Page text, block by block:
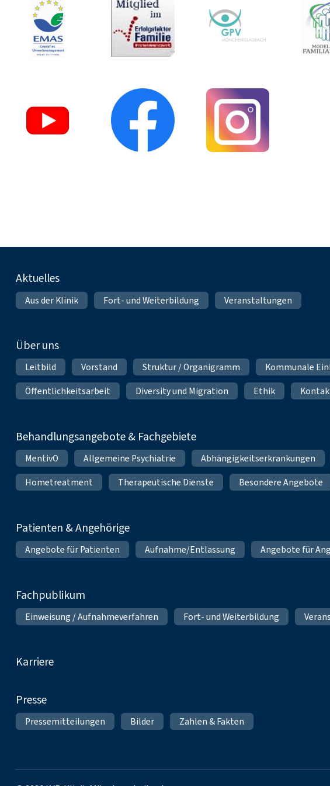
Fußnavigation
Aktuelles
Aus der Klinik Fort- und Weiterbildung Veranstaltungen
Über uns
Leitbild Vorstand Struktur / Organigramm Kommunale
Öffentlichkeitsarbeit
Diversity und Migration Ethik
Behandlungsangebote & Fachgebiete
MentivO Allgemeine Psychiatrie Abhängigkeitserkrankungen
Hometreatment
Therapeutische Dienste Besondere Angebote
Patienten & Angehörige
Angebote für Patienten Aufnahme/Entlassung Angebote für
Fachpublikum
Einweisung / Aufnahmeverfahren Fort- und Weiterbildung
Karriere
Presse
Pressemitteilungen Bilder Zahlen & Fakten